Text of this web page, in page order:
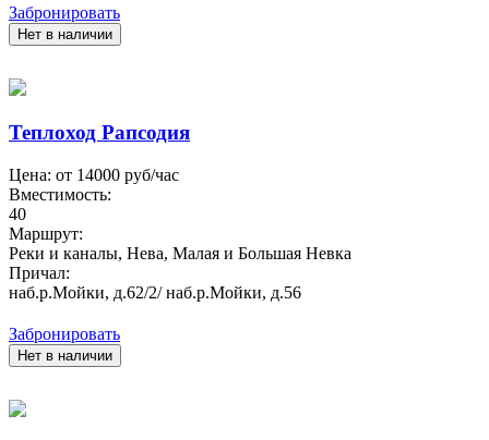
Забронировать
Нет в наличии
Теплоход Рапсодия
Цена: от 14000 руб/час
Вместимость:
40
Маршрут:
Реки и каналы, Нева, Малая и Большая Невка
Причал:
наб.р.Мойки, д.62/2/ наб.р.Мойки, д.56
Забронировать
Нет в наличии